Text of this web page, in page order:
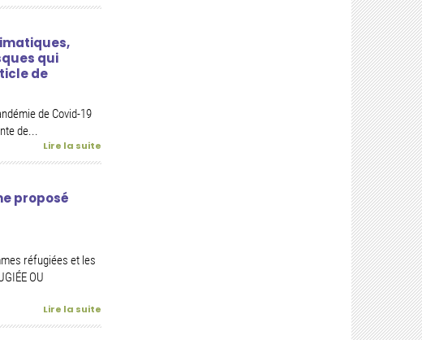
qui
de
de Covid-19
de...
Lire la suite
proposé
réfugiées et les
OU
Lire la suite